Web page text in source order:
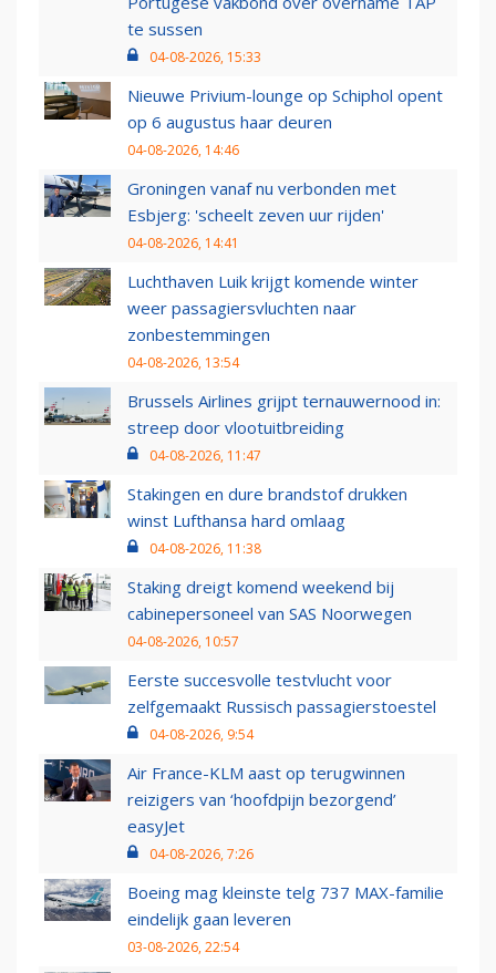
te sussen
04-08-2026, 15:33
Nieuwe Privium-lounge op Schiphol opent
op 6 augustus haar deuren
04-08-2026, 14:46
Groningen vanaf nu verbonden met
Esbjerg: 'scheelt zeven uur rijden'
04-08-2026, 14:41
Luchthaven Luik krijgt komende winter
weer passagiersvluchten naar
zonbestemmingen
04-08-2026, 13:54
Brussels Airlines grijpt ternauwernood in:
streep door vlootuitbreiding
04-08-2026, 11:47
Stakingen en dure brandstof drukken
winst Lufthansa hard omlaag
04-08-2026, 11:38
Staking dreigt komend weekend bij
cabinepersoneel van SAS Noorwegen
04-08-2026, 10:57
Eerste succesvolle testvlucht voor
zelfgemaakt Russisch passagierstoestel
04-08-2026, 9:54
Air France-KLM aast op terugwinnen
reizigers van ‘hoofdpijn bezorgend’
easyJet
04-08-2026, 7:26
Boeing mag kleinste telg 737 MAX-familie
eindelijk gaan leveren
03-08-2026, 22:54